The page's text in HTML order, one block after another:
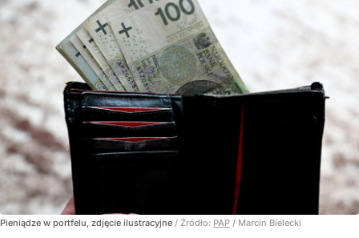
Pieniądze w portfelu, zdjęcie ilustracyjne / Źródło: PAP / Marcin Bielecki